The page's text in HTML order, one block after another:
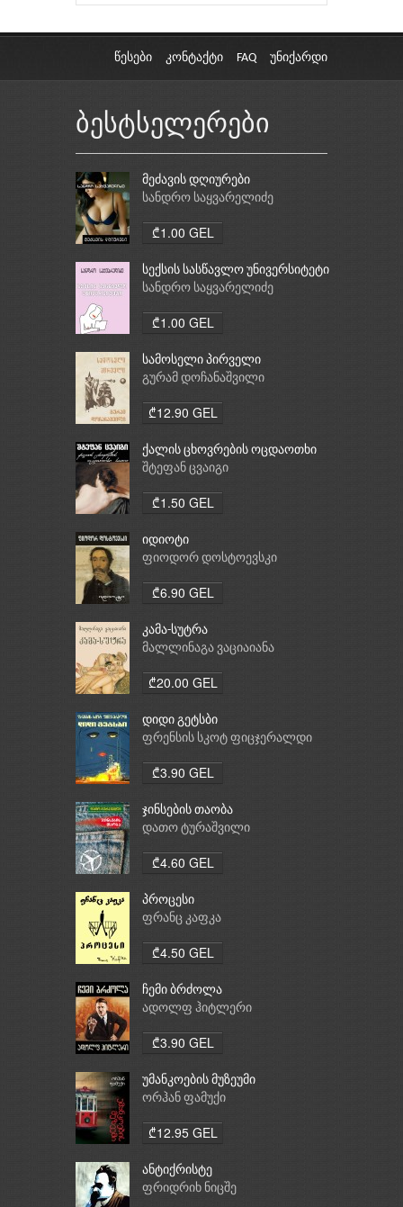
წესები კონტაქტი FAQ უნიქარდი
ბესტსელერები
მეძავის დღიურები
სანდრო საყვარელიძე
₾1.00 GEL
სექსის სასწავლო უნივერსიტეტი
სანდრო საყვარელიძე
₾1.00 GEL
სამოსელი პირველი
გურამ დოჩანაშვილი
₾12.90 GEL
ქალის ცხოვრების ოცდაოთხი
საათი
შტეფან ცვაიგი
₾1.50 GEL
იდიოტი
ფიოდორ დოსტოევსკი
₾6.90 GEL
კამა-სუტრა
მალლინაგა ვაციაიანა
₾20.00 GEL
დიდი გეტსბი
ფრენსის სკოტ ფიცჯერალდი
₾3.90 GEL
ჯინსების თაობა
დათო ტურაშვილი
₾4.60 GEL
პროცესი
ფრანც კაფკა
₾4.50 GEL
ჩემი ბრძოლა
ადოლფ ჰიტლერი
₾3.90 GEL
უმანკოების მუზეუმი
ორჰან ფამუქი
₾12.95 GEL
ანტიქრისტე
ფრიდრიხ ნიცშე